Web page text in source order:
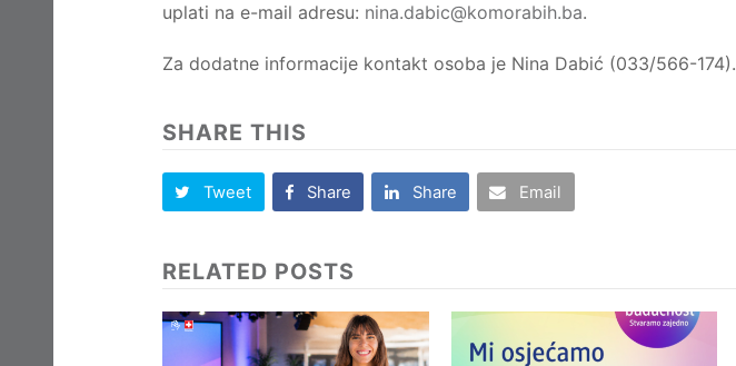
uplati na e-mail adresu: nina.dabic@komorabih.ba.
Za dodatne informacije kontakt osoba je Nina Dabić (033/566-174).
SHARE THIS
Tweet Share Share Email
RELATED POSTS